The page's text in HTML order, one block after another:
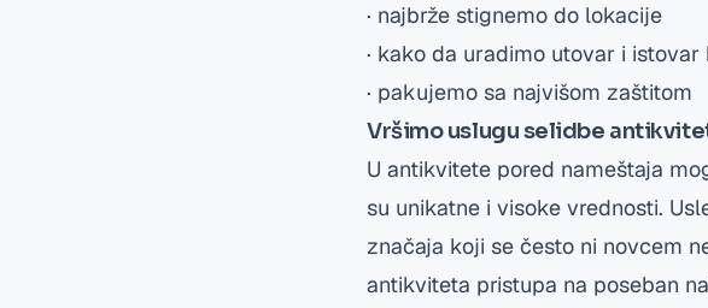
· najbrže stignemo do lokacije
· kako da uradimo utovar i
· pakujemo sa najvišom zaštitom
Vršimo uslugu selidbe
U antikvitete pored nameštaja
su unikatne i visoke vrednosti.
značaja koji se često ni novcem
antikviteta pristupa na poseban